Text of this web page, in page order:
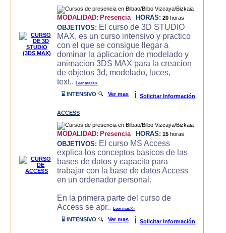
MODALIDAD: Presencia HORAS: 20 horas
OBJETIVOS: El curso de 3D STUDIO
MAX, es un curso intensivo y practico
con el que se consigue llegar a
dominar la aplicacion de modelado y
animacion 3DS MAX para la creacion
de objetos 3d, modelado, luces,
text..Leer mas>>
⌛ INTENSIVO 🔍Ver mas i Solicitar Información
ACCESS
MODALIDAD: Presencia HORAS: 15 horas
OBJETIVOS: El curso MS Access
explica los conceptos basicos de las
bases de datos y capacita para
trabajar con la base de datos Access
en un ordenador personal.
En la primera parte del curso de
Access se apr..Leer mas>>
⌛ INTENSIVO 🔍Ver mas i Solicitar Información